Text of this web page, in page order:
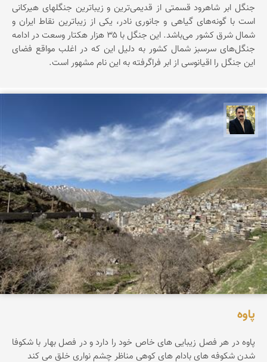
جنگل ابر شاهرود قسمتی از قدیمی‌ترین و زیباترین جنگلهای هیرکانی
است با گونه‌های گیاهی و جانوری نادر، یکی از زیباترین نقاط ایران و
شمال شرق کشور می‌باشد. این جنگل با ۳۵ هزار هکتار وسعت در ادامه
جنگل‌های سرسبز شمال کشور به دلیل این که در اغلب مواقع فضای
این جنگل را اقیانوسی از ابر فراگرفته به این نام مشهور است.
عدنان مرادی
پاوه
پاوه در هر فصل زیبایی های خاص خود را دارد و در فصل بهار با شکوفا
شدن شکوفه های بادام های کوهی مناظر چشم نواری خلق می کند